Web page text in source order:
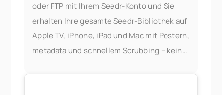
oder FTP mit Ihrem Seedr-Konto und Sie
erhalten Ihre gesamte Seedr-Bibliothek auf
Apple TV, iPhone, iPad und Mac mit Postern,
metadata und schnellem Scrubbing – kein